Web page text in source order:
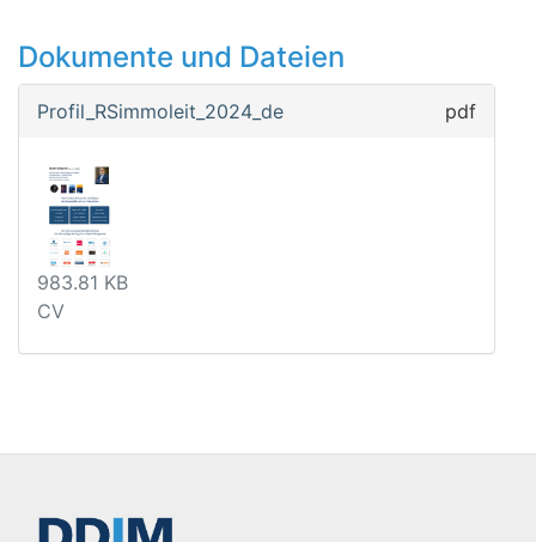
Dokumente und Dateien
Profil_RSimmoleit_2024_de pdf
983.81 KB
CV